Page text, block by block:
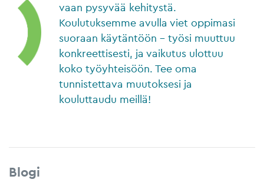
vaan pysyvää kehitystä.
Koulutuksemme avulla viet oppimasi
suoraan käytäntöön – työsi muuttuu
konkreettisesti, ja vaikutus ulottuu
koko työyhteisöön. Tee oma
tunnistettava muutoksesi ja
kouluttaudu meillä!
Blogi